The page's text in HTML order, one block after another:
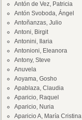
Antón de Vez, Patricia
Antón Svoboda, Ángel
Antoñanzas, Julio
Antoni, Birgit
Antonini, Ilaria
Antonioni, Eleanora
Antony, Steve
Anuvela
Aoyama, Gosho
Apablaza, Claudia
Aparicio, Raquel
Aparicio, Nuria
Aparicio A, María Cristina